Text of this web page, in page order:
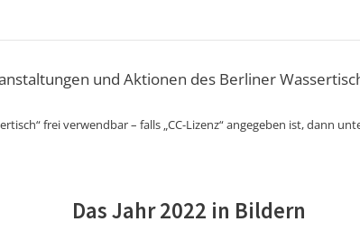
und Aktionen des Berliner
frei verwendbar – falls „CC-Lizenz“ angegeben ist, dann
Das Jahr 2022 in Bildern